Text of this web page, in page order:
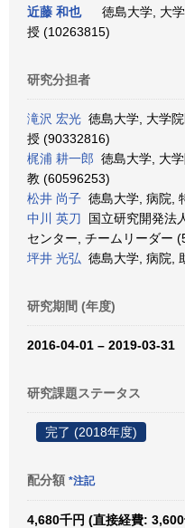
近藤 和也
徳島大学, 大
授 (10263815)
研究分担者
滝沢 宏光 徳島大学, 大学
授 (90332816)
梶浦 耕一郎 徳島大学, 大
教 (60596253)
松井 尚子 徳島大学, 病院,
中川 英刀 国立研究開発法
センター, チームリーダー
坪井 光弘 徳島大学, 病院,
研究期間 (年度)
2016-04-01 – 2019-03-31
研究課題ステータス
完了 (2018年度)
配分額 *注記
4,680千円 (直接経費: